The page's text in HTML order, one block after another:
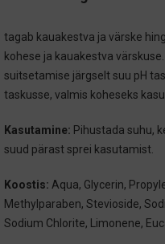
tagab kauakestva ja värske
kohese ja kauakestva
suitsetamise järgselt suu pH
taskusse, valmis koheseks
Kasutamine: Pihustada suhu,
suud pärast sprei kasutamist.
Koostis: Aqua, Glycerin,
Methylparaben, Stevioside,
Sodium Chlorite, Limonene,